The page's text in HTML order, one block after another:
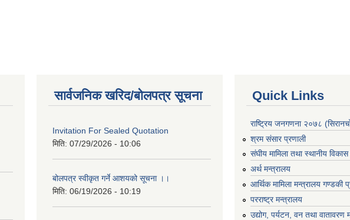
सार्वजनिक खरिद/बोलपत्र सूचना
Invitation For Sealed Quotation
मिति: 07/29/2026 - 10:06
बोलपत्र स्वीकृत गर्ने आशयको सूचना ।।
मिति: 06/19/2026 - 10:19
Quick Links
राष्ट्रिय जनगणना २०७८
श्रम संसार प्रणाली
संघीय मामिला तथा स्थानीय
अर्थ मन्त्रालय
आर्थिक मामिला मन्त्रालय गण्डकी
परराष्ट्र मन्त्रालय
उद्योग, पर्यटन, वन तथा वातावरण